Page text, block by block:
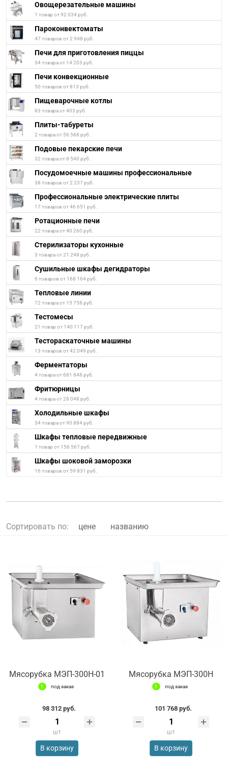
Овощерезательные машины
1 товар от 92 034 руб.
Пароконвектоматы
47 товаров от 2 948 руб.
Печи для приготовления пиццы
34 товара от 14 203 руб.
Печи конвекционные
50 товаров от 813 руб.
Пищеварочные котлы
83 товара от 403 руб.
Плиты-табуреты
2 товара от 56 588 руб.
Подовые пекарские печи
32 товара от 8 540 руб.
Посудомоечные машины профессиональные
38 товаров от 2 237 руб.
Профессиональные электрические плиты
17 товаров от 46 651 руб.
Ротационные печи
22 товара от 40 260 руб.
Стерилизаторы кухонные
3 товара от 21 248 руб.
Сушильные шкафы дегидраторы
6 товаров от 168 164 руб.
Тепловые линии
72 товара от 15 758 руб.
Тестомесы
21 товар от 140 117 руб.
Тестораскаточные машины
13 товаров от 42 049 руб.
Ферментаторы
4 товара от 681 848 руб.
Фритюрницы
4 товара от 28 048 руб.
Холодильные шкафы
34 товара от 90 884 руб.
Шкафы тепловые передвижные
1 товар от 156 567 руб.
Шкафы шоковой заморозки
16 товаров от 59 831 руб.
Сортировать по: цене названию
Мясорубка МЭП-300Н-01
под заказ
98 312 руб.
шт
В корзину
Мясорубка МЭП-300Н
под заказ
101 768 руб.
шт
В корзину